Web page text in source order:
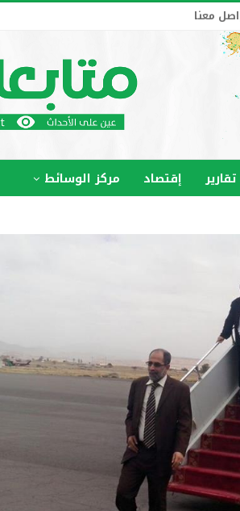
معنا
تقارير إقتصاد مركز الوسائط